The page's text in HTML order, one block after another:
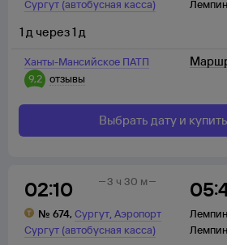
Сургут (автобусная касса)
Ханты-Мансийское ПАТП
9,2 отзывы
1 д через1 д
Выбрать дату и
02:10
№ 674, Сургут,Аэропорт
Сургут (автобусная касса)
3 ч 30 м